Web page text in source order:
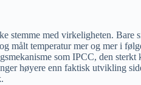
stemme med virkeligheten.
målt temperatur mer og mer i
som IPCC, den
høyere enn faktisk utvikling